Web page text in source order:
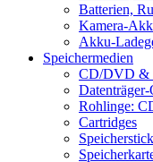
Batterien,
Kamera-
Akku-
Speichermedien
CD/DVD &
Rohlinge:
Cartridges